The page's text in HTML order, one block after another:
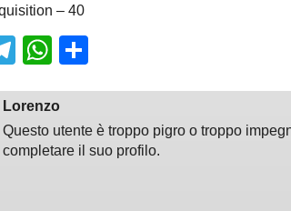
– 40
Telegram
WhatsApp
Lorenzo
Questo utente è troppo pigro o troppo
completare il suo profilo.